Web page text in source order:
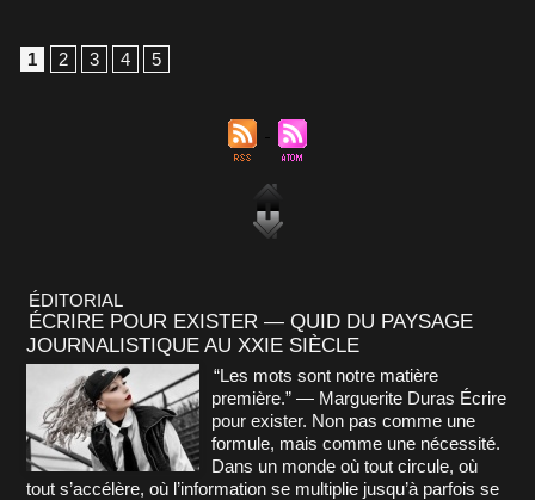
1 2 3 4 5
ÉDITORIAL
ÉCRIRE POUR EXISTER — QUID DU PAYSAGE
JOURNALISTIQUE AU XXIE SIÈCLE
“Les mots sont notre matière
première.” — Marguerite Duras Écrire
pour exister. Non pas comme une
formule, mais comme une nécessité.
Dans un monde où tout circule, où
tout s’accélère, où l’information se multiplie jusqu’à parfois se